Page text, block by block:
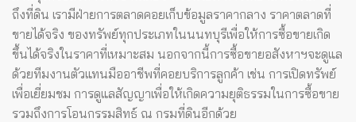
ถึงที่ดิน เรามีฝ่ายการตลาดคอยเก็บข้อมูลราคากลาง ราคาตลาดที่
ขายได้จริง ของทรัพย์ทุกประเภทในนนทบุรีเพื่อให้การซื้อขายเกิด
ขึ้นได้จริงในราคาที่เหมาะสม นอกจากนี้การซื้อขายอสังหาฯจะดูแล
ด้วยทีมงานตัวแทนมืออาชีพที่คอยบริการลูกค้า เช่น การเปิดทรัพย์
เพื่อเยี่ยมชม การดูแลสัญญาเพื่อให้เกิดความยุติธรรมในการซื้อขาย
รวมถึงการโอนกรรมสิทธ์ ณ กรมที่ดินอีกด้วย